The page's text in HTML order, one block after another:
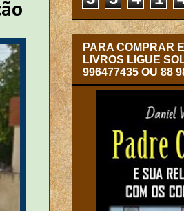
PARA COMPRAR
LIVROS LIGUE
996477435 OU 88